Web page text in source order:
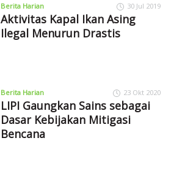
Berita Harian 30 Jul 2019
Aktivitas Kapal Ikan Asing
Ilegal Menurun Drastis
Berita Harian 23 Okt 2020
LIPI Gaungkan Sains sebagai
Dasar Kebijakan Mitigasi
Bencana